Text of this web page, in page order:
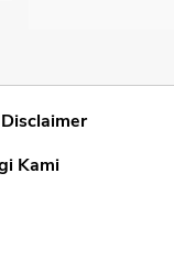
Disclaimer
Kami